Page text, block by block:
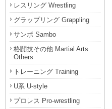
レスリング Wrestling
グラップリング Grappling
サンボ Sambo
格闘技その他 Martial Arts
Others
トレーニング Training
U系 U-style
プロレス Pro-wrestling